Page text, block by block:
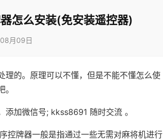
怎么安装(免安装遥控器)
月09日
理的。原理可以不懂，但是不能不懂怎么使
加微信号; kkss8691 随时交流 。
控牌器一般是指通过一些无需对麻将机进行